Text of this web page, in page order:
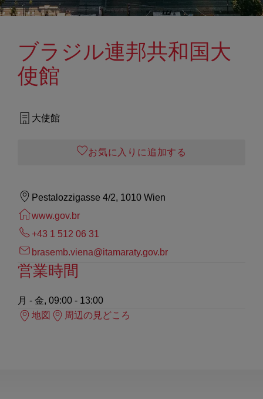
ブラジル連邦共和国大
使館
大使館
お気に入りに追加する
Pestalozzigasse 4/2, 1010 Wien
www.gov.br
+43 1 512 06 31
brasemb.viena@itamaraty.gov.br
営業時間
月 - 金, 09:00 - 13:00
地図
周辺の見どころ